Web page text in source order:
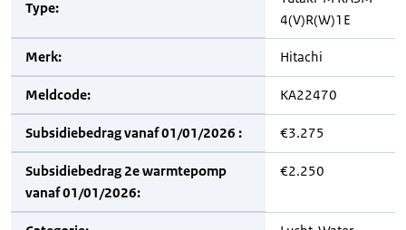
Type:
4(V)R(W)1E
Merk: Hitachi
Meldcode: KA22470
Subsidiebedrag vanaf 01/01/2026 : €3.275
Subsidiebedrag 2e warmtepomp
vanaf 01/01/2026:
€2.250